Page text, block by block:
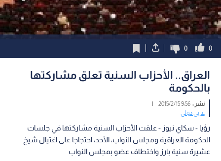
0
0
العراق.. الأحزاب السنية تعلق مشاركتها
بالحكومة
نشر :9:56 2015/2/15
|
عربي دولي
رؤيا - سكاي نيوز - علقت الأحزاب السنية مشاركتها في جلسات
الحكومة العراقية ومجلس النواب، الأحد، احتجاجا على اغتيال شيخ
عشيرة سنية بارز واختطاف عضو بمجلس النواب